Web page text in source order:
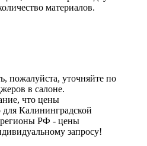
материалов.
пожалуйста, уточняйте по
в салоне.
что цены
для Калининградской
регионы РФ - цены
запросу!